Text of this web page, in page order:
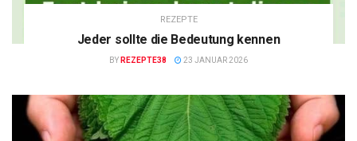
REZEPTE
Jeder sollte die Bedeutung kennen
BY REZEPTE38 23 JANUAR 2026